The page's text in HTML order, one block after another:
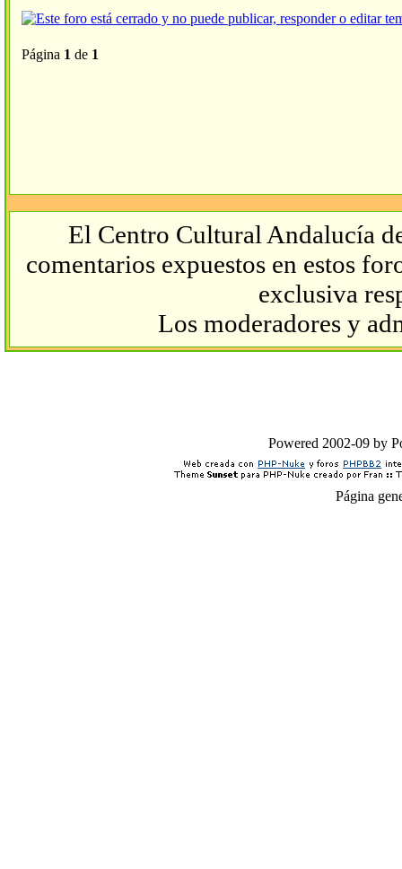
Página 1 de 1
El Centro Cultural Andalucía
comentarios expuestos en estos
exclusiva
Los moderadores y
Powered 2002-09 by
Página